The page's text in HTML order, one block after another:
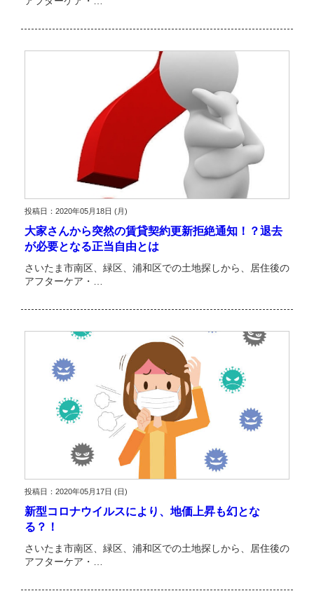
投稿日：2020年05月18日 (月)
大家さんから突然の賃貸契約更新拒絶通知！？退去
が必要となる正当自由とは
さいたま市南区、緑区、浦和区での土地探しから、居住後の
アフターケア・…
投稿日：2020年05月17日 (日)
新型コロナウイルスにより、地価上昇も幻とな
る？！
さいたま市南区、緑区、浦和区での土地探しから、居住後の
アフターケア・…